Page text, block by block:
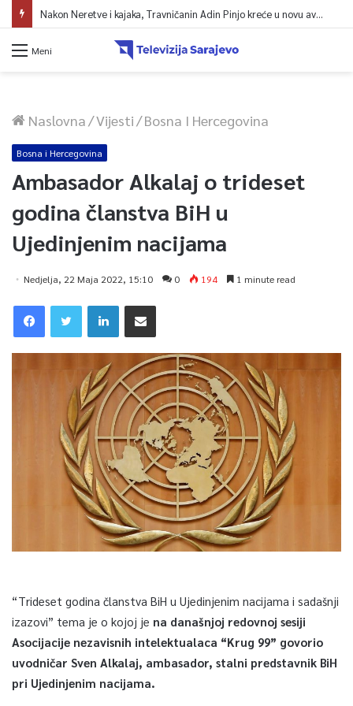
Nakon Neretve i kajaka, Travničanin Adin Pinjo kreće u novu avanturu: Pješice 354 kilometra preko najviših vrhova BiH
Meni
Naslovna/Vijesti/Bosna I Hercegovina
Bosna i Hercegovina
Ambasador Alkalaj o trideset
godina članstva BiH u
Ujedinjenim nacijama
Nedjelja, 22 Maja 2022, 15:10 0 194 1 minute read
“Trideset godina članstva BiH u Ujedinjenim nacijama i sadašnji
izazovi” tema je o kojoj je na današnjoj redovnoj sesiji
Asocijacije nezavisnih intelektualaca “Krug 99” govorio
uvodničar Sven Alkalaj, ambasador, stalni predstavnik BiH
pri Ujedinjenim nacijama.